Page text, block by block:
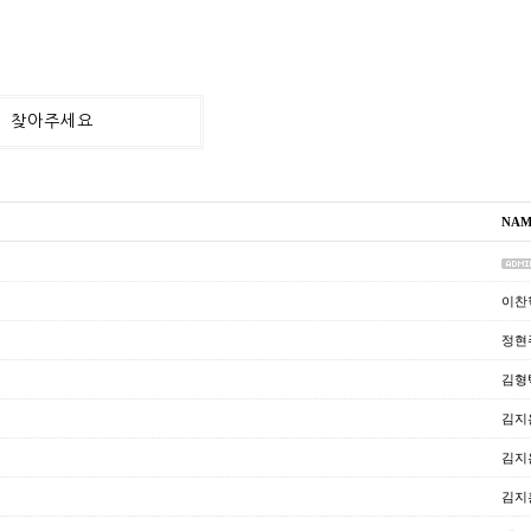
찾아주세요
이찬
정현
김형
김지
김지
김지